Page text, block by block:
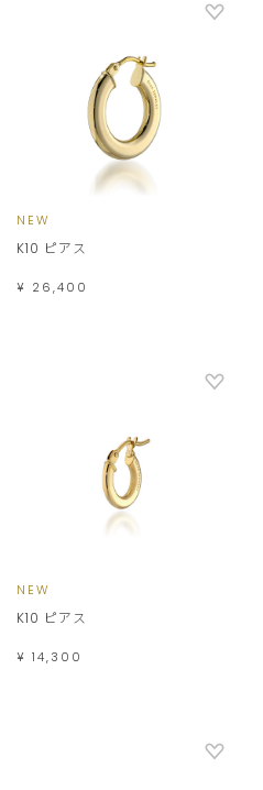
NEW
K10 ピアス
¥ 26,400
NEW
K10 ピアス
¥ 14,300